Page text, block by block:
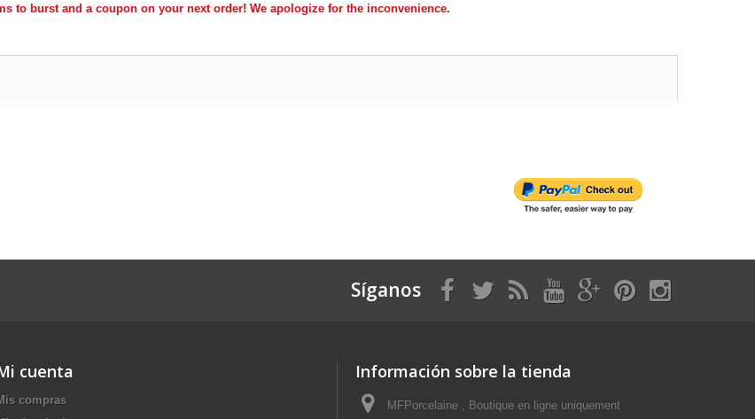
to burst and a coupon on your next order! We apologize for the inconvenience.
Síganos
cuenta
compras
Información sobre la tienda
MFPorcelaine , Boutique en ligne uniquement